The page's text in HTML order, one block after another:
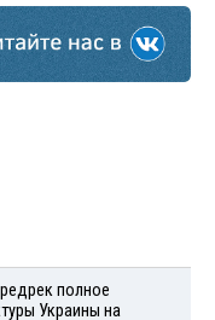
полное
Украины на